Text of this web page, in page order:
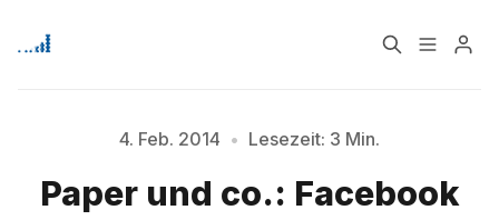
Über
Signup
4. Feb. 2014 • Lesezeit: 3 Min.
Paper und co.: Facebook